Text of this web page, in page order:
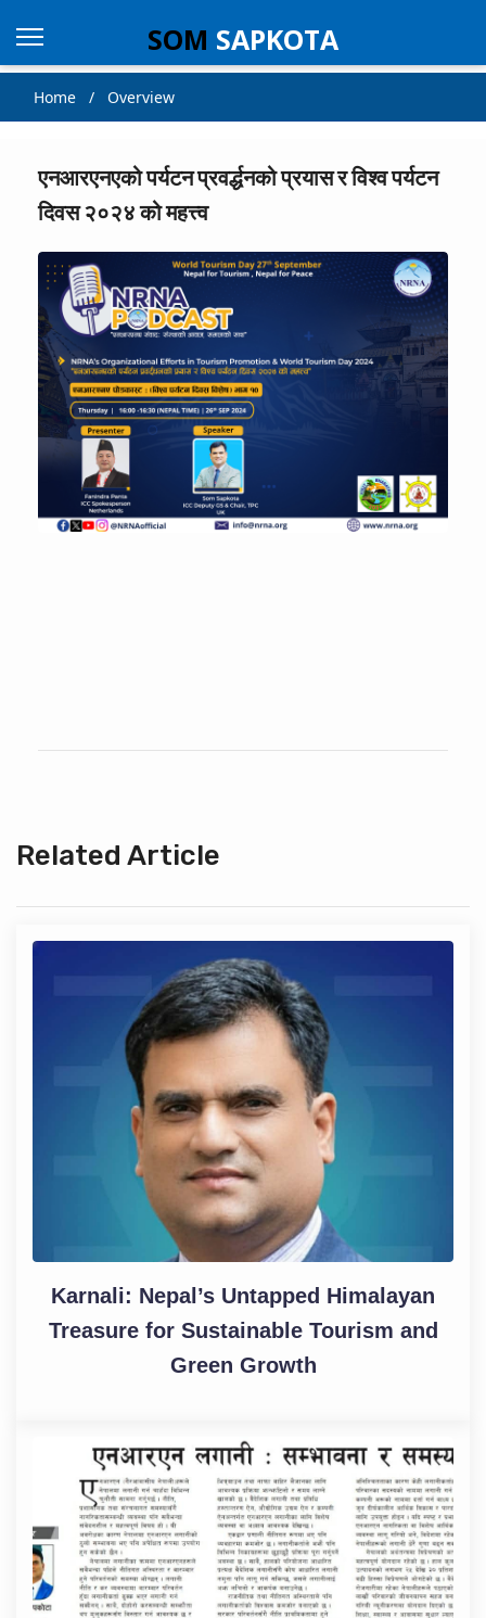
SOM SAPKOTA
Home / Overview
एनआरएनएको पर्यटन प्रवर्द्धनको प्रयास र विश्व पर्यटन
दिवस २०२४ को महत्त्व
Related Article
Karnali: Nepal’s Untapped Himalayan
Treasure for Sustainable Tourism and
Green Growth